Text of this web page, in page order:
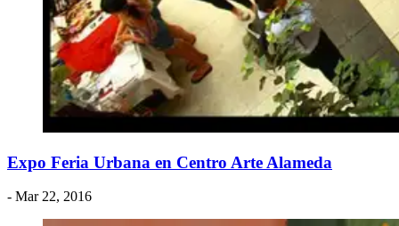
Expo Feria Urbana en Centro Arte Alameda
- Mar 22, 2016